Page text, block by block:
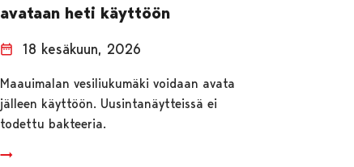
avataan heti käyttöön
18 kesäkuun, 2026
Maauimalan vesiliukumäki voidaan avata
jälleen käyttöön. Uusintanäytteissä ei
todettu bakteeria.